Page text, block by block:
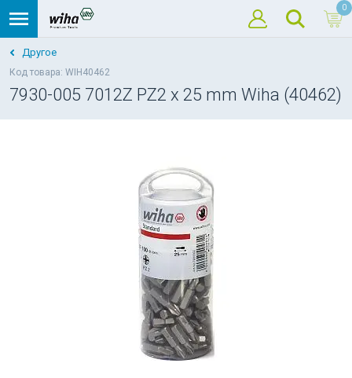
0
Другое
Код товара: WIH40462
7930-005 7012Z PZ2 x 25 mm Wiha (40462)